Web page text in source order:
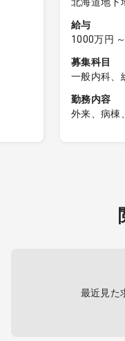
給与
1000万円
募集科目
一般内科、
勤務内容
外来、病棟
疾患 、が
急対応(か
最近見た